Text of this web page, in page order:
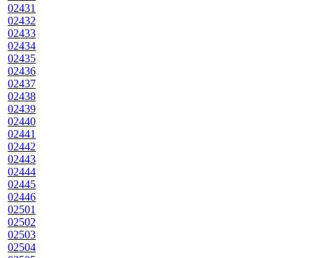
02431
02432
02433
02434
02435
02436
02437
02438
02439
02440
02441
02442
02443
02444
02445
02446
02501
02502
02503
02504